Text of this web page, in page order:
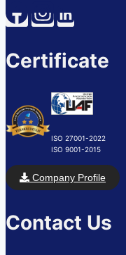
Certificate
ISO 27001-2022
ISO 9001-2015
Company Profile
Contact Us